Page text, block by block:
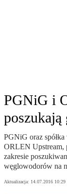
PGNiG i
poszukają
PGNiG oraz
ORLEN Upstream,
zakresie
węglowodorów na
Aktualizacja: 14.07.2016 10:29